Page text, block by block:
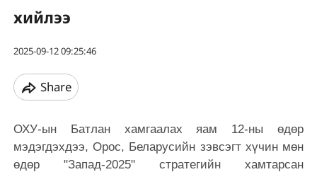
хийлээ
2025-09-12 09:25:46
Share
ОХУ-ын Батлан ​​хамгаалах яам 12-ны өдөр
мэдэгдэхдээ, Орос, Беларусийн зэвсэгт хүчин мөн
өдөр "Запад-2025" стратегийн хамтарсан